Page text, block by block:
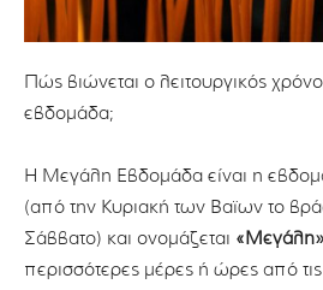
Πώς βιώνεται ο λειτουργικός
εβδομάδα;
Η Μεγάλη Εβδομάδα είναι η
(από την Κυριακή των Βαϊων το
Σάββατο) και ονομάζεται «Μεγάλη»
περισσότερες μέρες ή ώρες από